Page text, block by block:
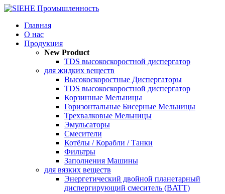
Главная
О нас
Продукция
New Product
TDS высокоскоростной диспергатор
для жидких веществ
Высокоскоростные Диспергаторы
TDS высокоскоростной диспергатор
Корзинные Мельницы
Горизонтальные Бисерные Мельницы
Трехвалковые Мельницы
Эмульсаторы
Смесители
Котёлы / Корабли / Танки
Фильтры
Заполнения Машины
для вязких веществ
Энергетический двойной планетарный
диспергирующий смеситель (BATT)